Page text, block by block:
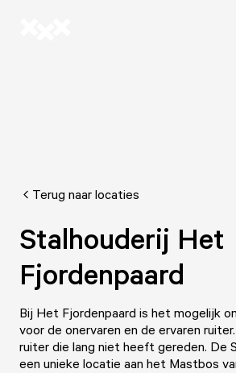
Terug naar locaties
Stalhouderij Het
Fjordenpaard
Bij Het Fjordenpaard is het mogelijk
voor de onervaren en de ervaren
ruiter die lang niet heeft gereden. De
een unieke locatie aan het Mastbos